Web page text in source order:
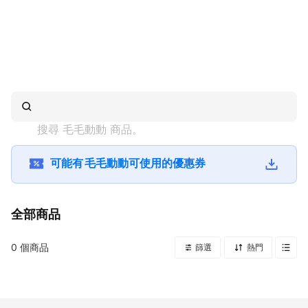
搜尋 毛毛動動 商品。
可能有毛毛動動可使用的優惠券
全部商品
0 個商品 篩選 熱門